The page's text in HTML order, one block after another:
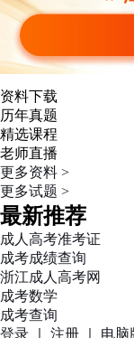
资料下载
历年真题
精选课程
老师直播
更多资料 >
更多试题 >
最新推荐
成人高考准考证
成考成绩查询
浙江成人高考网
成考数学
成考查询
登录
注册 电脑